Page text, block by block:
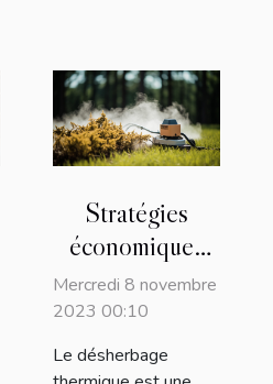
Stratégies
économiques
pour l'achat de
matériel de
désherbage
Mercredi 8 novembre
2023 00:10
Le désherbage